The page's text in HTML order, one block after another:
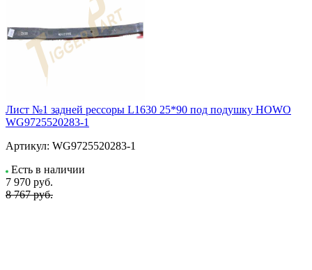
Лист №1 задней рессоры L1630 25*90 под подушку HOWO
WG9725520283-1
Артикул: WG9725520283-1
Есть в наличии
7 970 руб.
8 767 руб.